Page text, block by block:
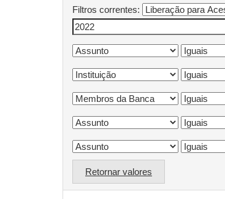
Filtros correntes:
Retornar valores